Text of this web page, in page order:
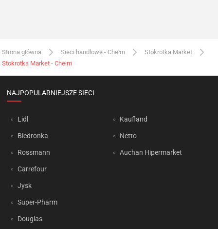
Strona główna Sieci handlowe - Chełm
Stokrotka Market
Stokrotka Market - Chełm
NAJPOPULARNIEJSZE SIECI
Lidl
Biedronka
Rossmann
Carrefour
Jysk
Super-Pharm
Douglas
Kaufland
Netto
Auchan Hipermarket